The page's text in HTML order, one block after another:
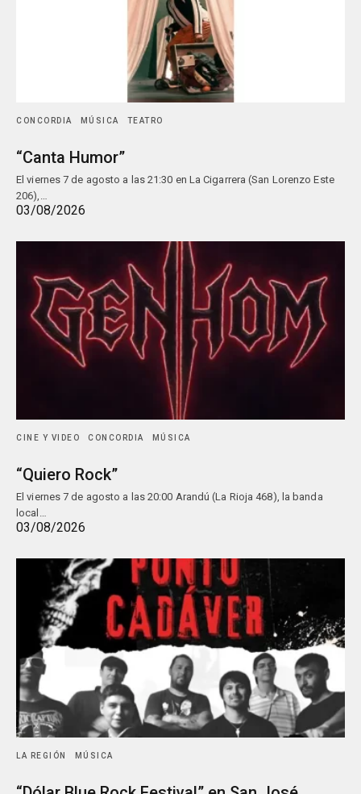
CONCORDIA MÚSICA TEATRO
“Canta Humor”
El viernes 7 de agosto a las 21:30 en La Cigarrera (San Lorenzo Este
206),…
03/08/2026
CINE Y VIDEO CONCORDIA MÚSICA
“Quiero Rock”
El viernes 7 de agosto a las 20:00 Arandú (La Rioja 468), la banda
local…
03/08/2026
LA REGIÓN MÚSICA